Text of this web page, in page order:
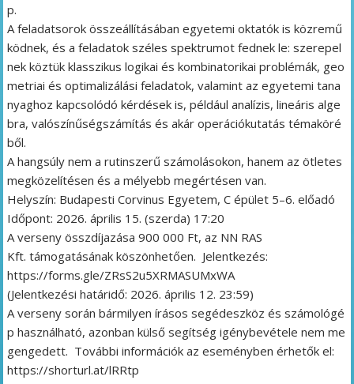
p.
A feladatsorok összeállításában egyetemi oktatók is közremű
ködnek, és a feladatok széles spektrumot fednek le: szerepel
nek köztük klasszikus logikai és kombinatorikai problémák, geo
metriai és optimalizálási feladatok, valamint az egyetemi tana
nyaghoz kapcsolódó kérdések is, például analízis, lineáris alge
bra, valószínűségszámítás és akár operációkutatás témaköré
ből.
A hangsúly nem a rutinszerű számolásokon, hanem az ötletes
megközelítésen és a mélyebb megértésen van.
Helyszín: Budapesti Corvinus Egyetem, C épület 5–6. előadó
Időpont: 2026. április 15. (szerda) 17:20
A verseny összdíjazása 900 000 Ft, az NN RAS
Kft. támogatásának köszönhetően. Jelentkezés:
https://forms.gle/ZRsS2u5XRMASUMxWA
(Jelentkezési határidő: 2026. április 12. 23:59)
A verseny során bármilyen írásos segédeszköz és számológé
p használható, azonban külső segítség igénybevétele nem me
gengedett. További információk az eseményben érhetők el:
https://shorturl.at/lRRtp